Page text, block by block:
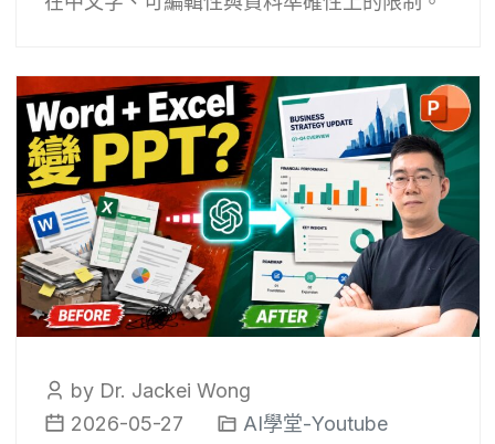
by Dr. Jackei Wong
2026-05-27
AI學堂-Youtube